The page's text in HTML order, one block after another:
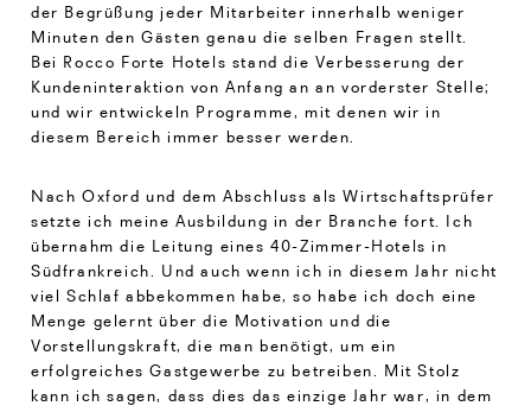
der Begrüßung jeder Mitarbeiter innerhalb weniger
Minuten den Gästen genau die selben Fragen stellt.
Bei Rocco Forte Hotels stand die Verbesserung der
Kundeninteraktion von Anfang an an vorderster Stelle;
und wir entwickeln Programme, mit denen wir in
diesem Bereich immer besser werden.
Nach Oxford und dem Abschluss als Wirtschaftsprüfer
setzte ich meine Ausbildung in der Branche fort. Ich
übernahm die Leitung eines 40-Zimmer-Hotels in
Südfrankreich. Und auch wenn ich in diesem Jahr nicht
viel Schlaf abbekommen habe, so habe ich doch eine
Menge gelernt über die Motivation und die
Vorstellungskraft, die man benötigt, um ein
erfolgreiches Gastgewerbe zu betreiben. Mit Stolz
kann ich sagen, dass dies das einzige Jahr war, in dem